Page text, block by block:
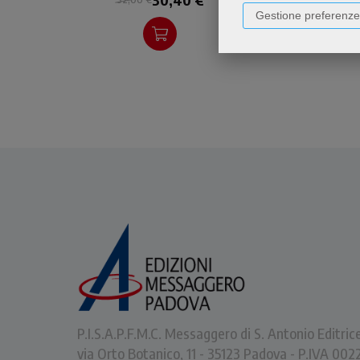
Gestione preferenze
luogo del non-sradicamento
per l'uomo contemporaneo
del tutto sradicato.
P.I.S.A.P.F.M.C. Messaggero di S. Antonio
via Orto Botanico, 11 - 35123 Padova - P.IVA